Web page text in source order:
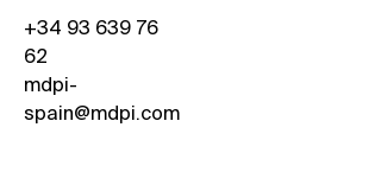
+34 93 639 76
62
mdpi-
spain@mdpi.com